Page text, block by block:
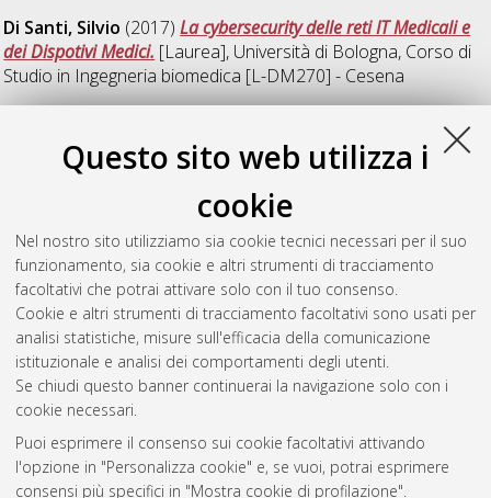
Questo sito web utilizza i
cookie
Nel nostro sito utilizziamo sia cookie tecnici necessari per il suo
funzionamento, sia cookie e altri strumenti di tracciamento
facoltativi che potrai attivare solo con il tuo consenso.
Cookie e altri strumenti di tracciamento facoltativi sono usati per
analisi statistiche, misure sull'efficacia della comunicazione
istituzionale e analisi dei comportamenti degli utenti.
Se chiudi questo banner continuerai la navigazione solo con i
cookie necessari.
Puoi esprimere il consenso sui cookie facoltativi attivando
l'opzione in "Personalizza cookie" e, se vuoi, potrai esprimere
consensi più specifici in "Mostra cookie di profilazione".
Di Santi, Silvio (2017)La cybersecurity delle reti IT Medicali e
dei Dispotivi Medici. [Laurea], Università di Bologna, Corso di
Studio in Ingegneria biomedica [L-DM270] - Cesena
(2017)Il Diabete Mellito e i relativi Dispositivi
Nazionale.[Laurea], Università di Bologna, Corso di Studio in
Ingegneria biomedica [L-DM270] - Cesena, Documento ad
accesso riservato.
Questa lista e' stata generata ilSat Aug 8 16:27:35 2026
CEST
Atom
Rss 1.0